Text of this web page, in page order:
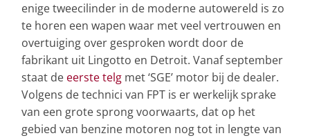
enige tweecilinder in de moderne autowereld is zo
te horen een wapen waar met veel vertrouwen en
overtuiging over gesproken wordt door de
fabrikant uit Lingotto en Detroit. Vanaf september
staat de eerste telg met ‘SGE’ motor bij de dealer.
Volgens de technici van FPT is er werkelijk sprake
van een grote sprong voorwaarts, dat op het
gebied van benzine motoren nog tot in lengte van